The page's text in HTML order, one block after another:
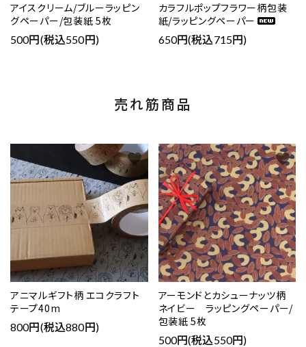
アイスクリーム/ブルーラッピン
グペーパー/包装紙 5枚
500円(税込550円)
カラフルポップフラワー柄包装
紙/ラッピングペーパー
650円(税込715円)
売れ筋商品
アニマルギフト柄 エコクラフト
テープ40m
800円(税込880円)
favorite
アーモンドとカシューナッツ柄
ネイビー ラッピングペーパー/
包装紙 5枚
500円(税込550円)
favorite